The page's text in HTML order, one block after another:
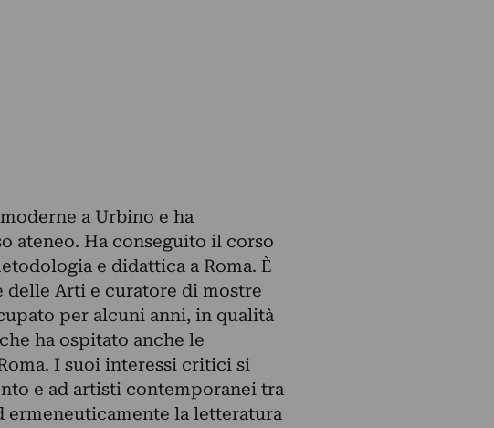
a Urbino e ha
ateneo. Ha conseguito il corso
e didattica a Roma. Ѐ
delle Arti e curatore di mostre
per alcuni anni, in qualità
ha ospitato anche le
I suoi interessi critici si
e ad artisti contemporanei tra
ermeneuticamente la letteratura